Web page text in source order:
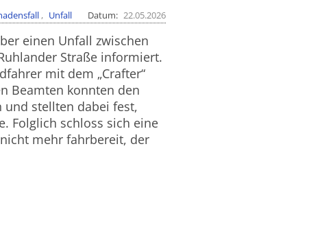
Unfall Datum 22.05.2026
einen Unfall zwischen
Straße informiert.
mit dem „Crafter“
Beamten konnten den
und stellten dabei fest,
Folglich schloss sich eine
mehr fahrbereit, der